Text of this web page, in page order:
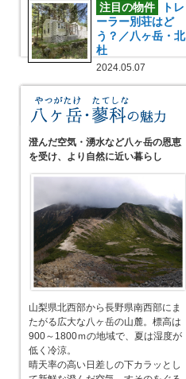
注目の物件
トレ
ーラー別荘はど
う？／八ヶ岳・北
杜
2024.05.07
澄んだ空気・湧水など八ヶ岳の恩恵
を受け、より自然に近い暮らし
山梨県北西部から長野県南西部にま
たがる広大な八ヶ岳の山麓。標高は
900～1800ｍの地域で、夏は湿度が
低く冷涼。
晴天率の高い日差しの下カラッとし